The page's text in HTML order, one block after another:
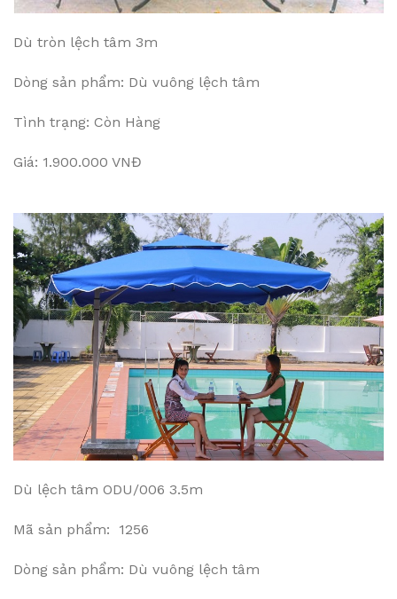
Dù tròn lệch tâm 3m
Dòng sản phẩm: Dù vuông lệch tâm
Tình trạng: Còn Hàng
Giá: 1.900.000 VNĐ
Dù lệch tâm ODU/006 3.5m
Mã sản phẩm: 1256
Dòng sản phẩm: Dù vuông lệch tâm